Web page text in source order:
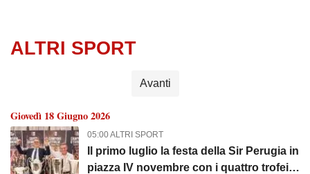
ALTRI SPORT
Avanti
Giovedì 18 Giugno 2026
05:00 ALTRI SPORT
Il primo luglio la festa della Sir Perugia in
piazza IV novembre con i quattro trofei